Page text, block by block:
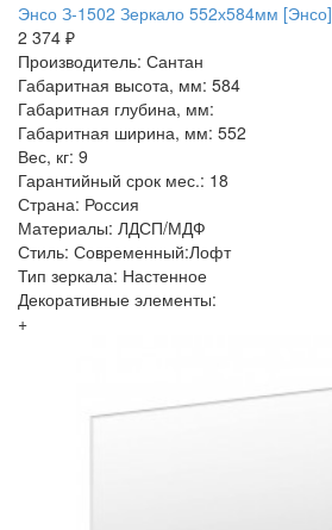
Энсо З-1502 Зеркало 552х584мм [Энсо]
2 374 ₽
Производитель: Сантан
Габаритная высота, мм: 584
Габаритная глубина, мм:
Габаритная ширина, мм: 552
Вес, кг: 9
Гарантийный срок мес.: 18
Страна: Россия
Материалы: ЛДСП/МДФ
Стиль: Современный:Лофт
Тип зеркала: Настенное
Декоративные элементы:
+